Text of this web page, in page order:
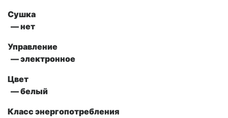
Сушка
— нет
Управление
— электронное
Цвет
— белый
Класс энергопотребления